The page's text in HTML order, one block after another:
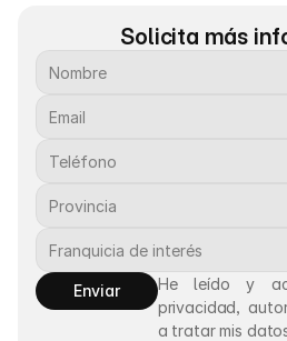
Solicita más
Enviar
He leído y
privacidad,
a tratar mis